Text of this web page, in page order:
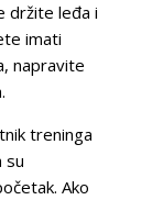
držite leđa i
imati
napravite
treninga
su
Ako